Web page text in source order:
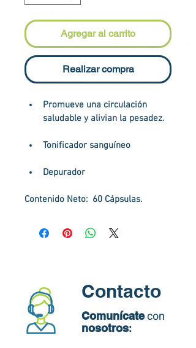
Agregar al carrito
Realizar compra
Promueve una circulación
saludable y alivian la pesadez.
Tonificador sanguíneo
Depurador
Contenido Neto:  60 Cápsulas.
Contacto
Comunícatecon
nosotros: